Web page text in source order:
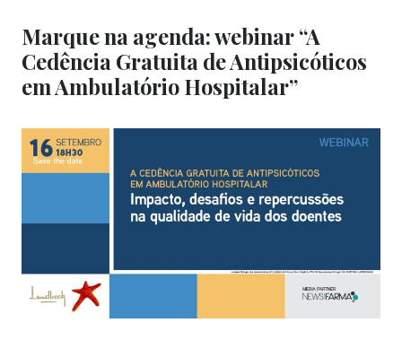
Marque na agenda: webinar “A
Cedência Gratuita de Antipsicóticos
em Ambulatório Hospitalar”